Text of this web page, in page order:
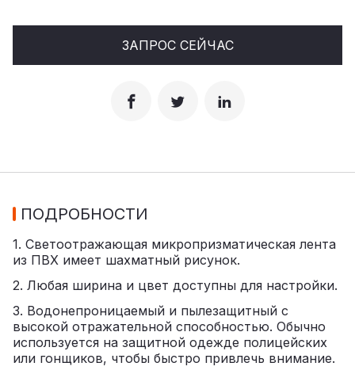
ЗАПРОС СЕЙЧАС
ПОДРОБНОСТИ
1. Светоотражающая микропризматическая лента
из ПВХ имеет шахматный рисунок.
2. Любая ширина и цвет доступны для настройки.
3. Водонепроницаемый и пылезащитный с
высокой отражательной способностью. Обычно
используется на защитной одежде полицейских
или гонщиков, чтобы быстро привлечь внимание.